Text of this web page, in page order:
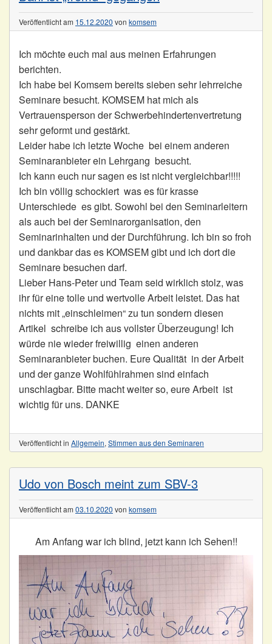
Veröffentlicht am 15.12.2020 von komsem
Ich möchte euch mal aus meinen Erfahrungen
berichten.
Ich habe bei Komsem bereits sieben sehr lehrreiche
Seminare besucht. KOMSEM hat mich als
Vertrauensperson der Schwerbehindertenvertretung
sehr geformt und gestärkt.
Leider habe ich letzte Woche bei einem anderen
Seminaranbieter ein Lehrgang besucht.
Ich kann euch nur sagen es ist nicht vergleichbar!!!!!
Ich bin völlig schockiert was es für krasse
Unterschiede es gibt. Sowohl bei den Seminarleitern
als auch bei der Seminarorganisation, den
Seminarinhalten und der Durchführung. Ich bin so froh
und dankbar das es KOMSEM gibt und ich dort die
Seminare besuchen darf.
Lieber Hans-Peter und Team seid wirklich stolz, was
ihr für eine tolle und wertvolle Arbeit leistet. Das hat
nichts mit „einschleimen“ zu tun sondern diesen
Artikel schreibe ich aus vollster Überzeugung! Ich
würde nie wieder freiwillig einen anderen
Seminaranbieter buchen. Eure Qualität in der Arbeit
und der ganze Wohlfühlrahmen sind einfach
unschlagbar. Bitte macht weiter so, eure Arbeit ist
wichtig für uns. DANKE
Veröffentlicht in Allgemein, Stimmen aus den Seminaren
Udo von Bosch meint zum SBV-3
Veröffentlicht am 03.10.2020 von komsem
Am Anfang war ich blind, jetzt kann ich Sehen!!